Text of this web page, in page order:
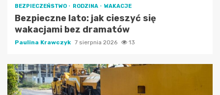
BEZPIECZEŃSTWO RODZINA WAKACJE
Bezpieczne lato: jak cieszyć się
wakacjami bez dramatów
Paulina Krawczyk 7 sierpnia 2026 13